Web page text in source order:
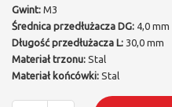
Gwint: M3
Średnica przedłużacza DG: 4,0 mm
Długość przedłużacza L: 30,0 mm
Materiał trzonu: Stal
Materiał końcówki: Stal